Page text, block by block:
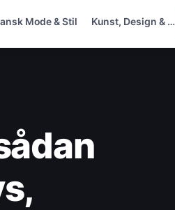
Mode & Stil Kunst, Design & …